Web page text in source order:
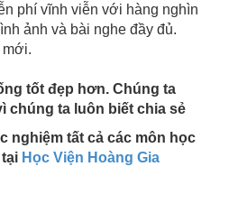
phí vĩnh viễn với hàng nghìn
ảnh và bài nghe đầy đủ.
mới.
tốt đẹp hơn. Chúng ta
chúng ta luôn biết chia sẻ
nghiệm tất cả các môn học
Học Viện Hoàng Gia